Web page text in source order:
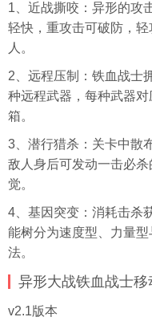
1、近战撕咬：异形的攻
轻快，重攻击可破防，
人。
2、远程压制：铁血战士
种远程武器，每种武器
箱。
3、潜行猎杀：关卡中散
敌人身后可发动一击必
觉。
4、基因突变：消耗击杀
能树分为速度型、力量
法。
异形大战铁血战士
v2.1版本